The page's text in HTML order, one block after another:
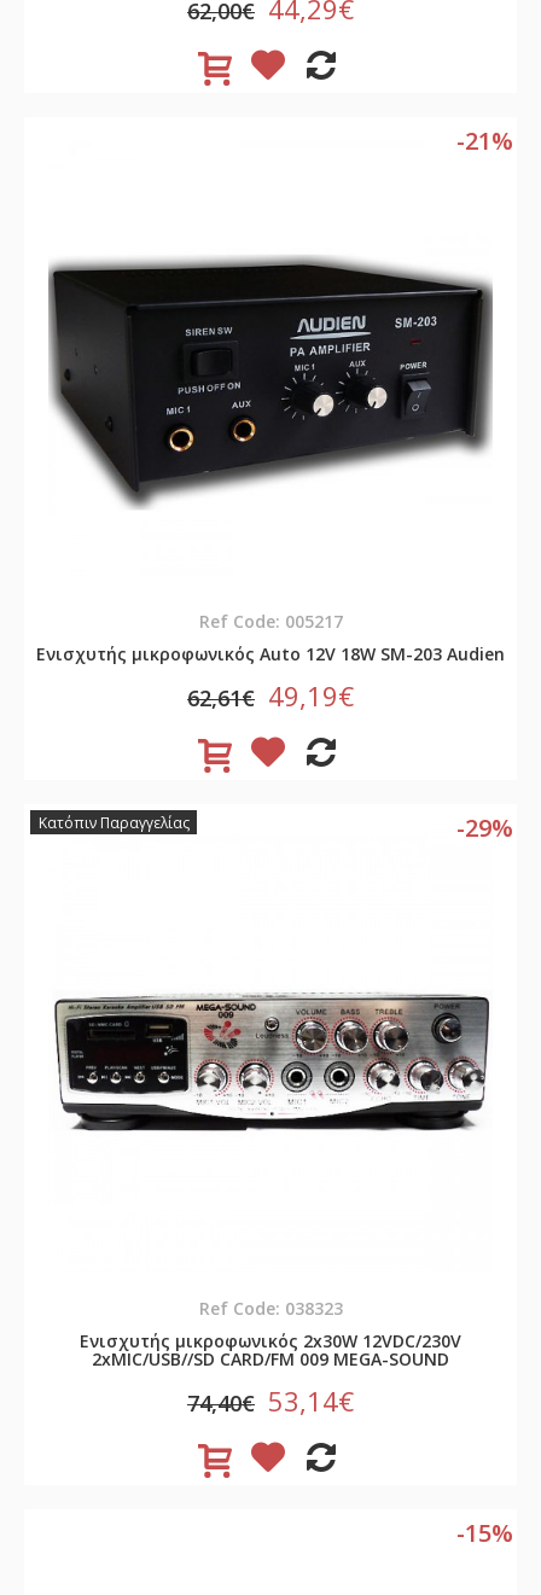
62,00€ 44,29€
-21%
Ref Code: 005217
Ενισχυτής μικροφωνικός Auto 12V 18W SM-203 Audien
62,61€ 49,19€
-29%
Κατόπιν Παραγγελίας
Ref Code: 038323
Ενισχυτής μικροφωνικός 2x30W 12VDC/230V
2xMIC/USB//SD CARD/FM 009 MEGA-SOUND
74,40€ 53,14€
-15%